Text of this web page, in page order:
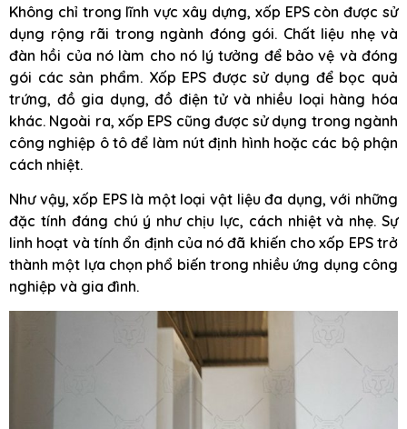
Không chỉ trong lĩnh vực xây dựng, xốp EPS còn được sử
dụng rộng rãi trong ngành đóng gói. Chất liệu nhẹ và
đàn hồi của nó làm cho nó lý tưởng để bảo vệ và đóng
gói các sản phẩm. Xốp EPS được sử dụng để bọc quả
trứng, đồ gia dụng, đồ điện tử và nhiều loại hàng hóa
khác. Ngoài ra, xốp EPS cũng được sử dụng trong ngành
công nghiệp ô tô để làm nút định hình hoặc các bộ phận
cách nhiệt.
Như vậy, xốp EPS là một loại vật liệu đa dụng, với những
đặc tính đáng chú ý như chịu lực, cách nhiệt và nhẹ. Sự
linh hoạt và tính ổn định của nó đã khiến cho xốp EPS trở
thành một lựa chọn phổ biến trong nhiều ứng dụng công
nghiệp và gia đình.